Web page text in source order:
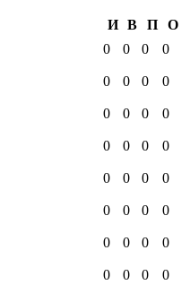
И В П
О
0 0 0 0
0 0 0 0
0 0 0 0
0 0 0 0
0 0 0 0
0 0 0 0
0 0 0 0
0 0 0 0